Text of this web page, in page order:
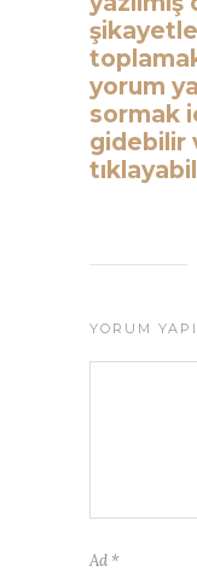
yorum
sormak
gidebilir
YORUM
Ad *